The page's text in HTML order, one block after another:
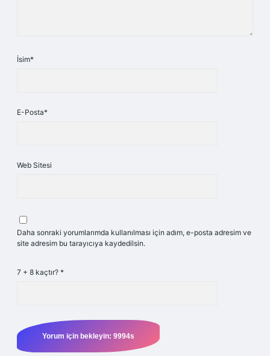
İsim*
E-Posta*
Web Sitesi
Daha sonraki yorumlarımda kullanılması için adım, e-posta adresim ve
site adresim bu tarayıcıya kaydedilsin.
7 + 8 kaçtır? *